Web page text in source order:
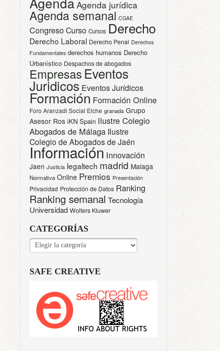
Agenda jurídica
Agenda semanal CGAE
CongresoCurso Cursos Derecho
Derecho Laboral Derecho Penal Derechos
Fundamentales derechos humanos Derecho
Urbanístico Despachos de abogados
Empresas Eventos
Juridicos Eventos Jurídicos
Formación Formación Online
Foro Aranzadi Social Elche granada Grupo
Asesor Ros iKN Spain Ilustre Colegio
Abogados de Málaga Ilustre
Colegio de Abogados de Jaén
Información Innovación
Jaen Justicia legaltech madrid Malaga
Normativa Online Premios Presentación
Privacidad Protección de Datos Ranking
Ranking semanal Tecnología
Universidad Wolters Kluwer
CATEGORÍAS
CATEGORÍAS
SAFE CREATIVE